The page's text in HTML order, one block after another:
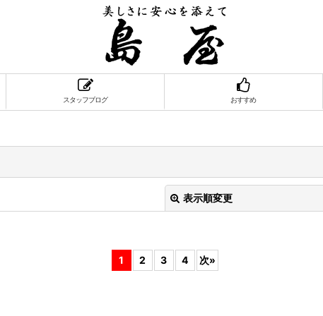
スタッフブログ おすすめ
表示順変更
1 2 3 4 次»